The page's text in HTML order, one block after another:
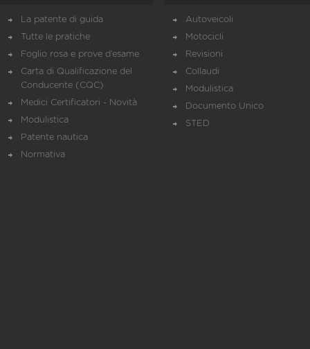
La patente di guida
Tutte le pratiche
Foglio rosa e prove d’esame
Carta di Qualificazione del
Conducente (CQC)
Medici Certificatori - Novità
Modulistica
Patente nautica
Normativa
Autoveicoli
Motocicli
Revisioni
Collaudi
Modulistica
Documento Unico
STED